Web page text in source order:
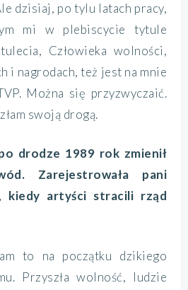
dzisiaj, po tylu latach pracy,
mi w plebiscycie tytule
Człowieka wolności,
i nagrodach, też jest na mnie
Można się przyzwyczaić.
swoją drogą.
drodze 1989 rok zmienił
Zarejestrowała pani
kiedy artyści stracili rząd
to na początku dzikiego
Przyszła wolność, ludzie